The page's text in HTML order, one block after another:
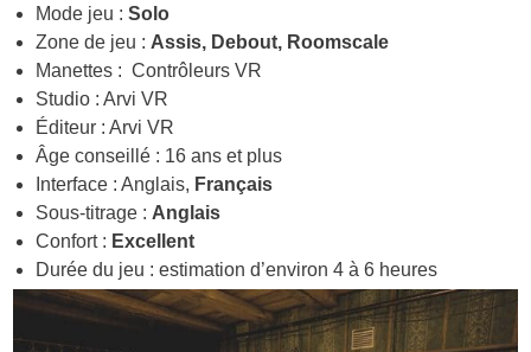
Mode jeu :Solo
Zone de jeu : Assis, Debout, Roomscale
Manettes : Contrôleurs VR
Studio : Arvi VR
Éditeur : Arvi VR
Âge conseillé : 16 ans et plus
Interface : Anglais, Français
Sous-titrage : Anglais
Confort : Excellent
Durée du jeu : estimation d’environ 4 à 6 heures